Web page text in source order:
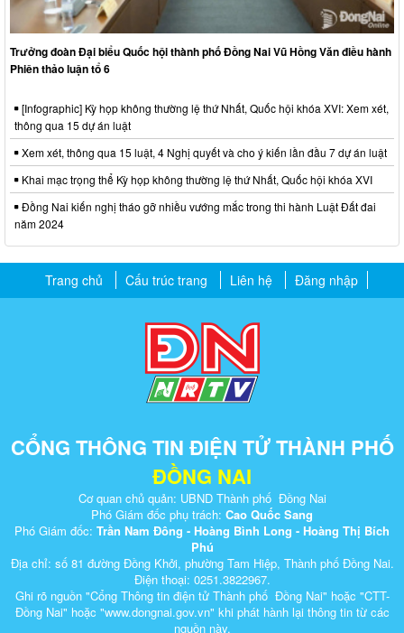
Trưởng đoàn Đại biểu Quốc hội thành phố Đồng Nai Vũ Hồng Văn điều hành
Phiên thảo luận tổ 6
[Infographic] Kỳ họp không thường lệ thứ Nhất, Quốc hội khóa XVI: Xem xét,
thông qua 15 dự án luật
Xem xét, thông qua 15 luật, 4 Nghị quyết và cho ý kiến lần đầu 7 dự án luật
Khai mạc trọng thể Kỳ họp không thường lệ thứ Nhất, Quốc hội khóa XVI
Đồng Nai kiến nghị tháo gỡ nhiều vướng mắc trong thi hành Luật Đất đai
năm 2024
Trang chủ Cấu trúc trang Liên hệ Đăng nhập
CỔNG THÔNG TIN ĐIỆN TỬ THÀNH PHỐ
ĐỒNG NAI
Cơ quan chủ quản: UBND Thành phố Đồng Nai
Phó Giám đốc phụ trách: Cao Quốc Sang
Phó Giám đốc: Trần Nam Đông - Hoàng Bình Long - Hoàng Thị Bích
Phú
Địa chỉ: số 81 đường Đồng Khởi, phường Tam Hiệp, Thành phố Đồng Nai.
Điện thoại: 0251.3822967.
Ghi rõ nguồn "Cổng Thông tin điện tử Thành phố Đồng Nai" hoặc "CTT-
Đồng Nai" hoặc "www.dongnai.g​ov.vn" khi ​phát hành lại thông tin từ các
nguồn này.​